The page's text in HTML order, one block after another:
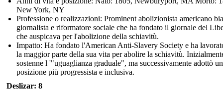
New York, NY
Professione o realizzazioni: Prominent abolizionista americano
giornalista e riformatore sociale che ha fondato il giornale del
che auspicava per l'abolizione della schiavitù.
Impatto: Ha fondato l'American Anti-Slavery Society e ha
la maggior parte della sua vita per abolire la schiavitù.
sostenne l '"uguaglianza graduale", ma successivamente adottò
posizione più progressista e inclusiva.
Deslizar: 8